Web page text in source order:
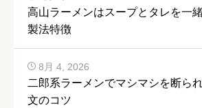
高山ラーメンはスープとタレを一
製法特徴
二郎系ラーメンでマシマシを断ら
文のコツ
8月 4, 2026